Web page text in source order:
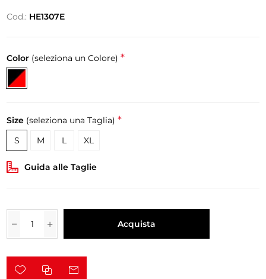
Cod.: HE1307E
Color (seleziona un Colore) *
Size (seleziona una Taglia) *
S M L XL
Guida alle Taglie
Acquista